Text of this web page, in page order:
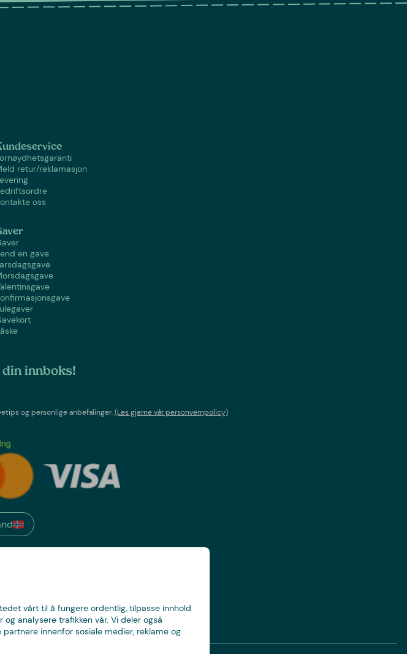
vårt til å fungere ordentlig, tilpasse innhold
analysere trafikken vår. Vi deler også
innenfor sosiale medier, reklame og
retur/reklamasjon
oss
en gave
innboks!
og personlige anbefalinger.(Les gjerne vår personvernpolicy)